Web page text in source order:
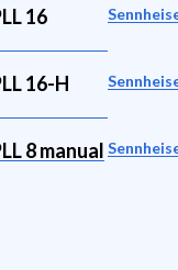
16
16-H
8 manual